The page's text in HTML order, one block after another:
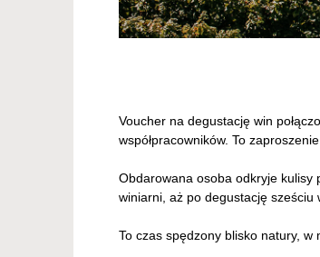
Voucher na degustację win
współpracowników. To
Obdarowana osoba odkryje kulisy
winiarni, aż po degustację sześciu
To czas spędzony blisko natury, w